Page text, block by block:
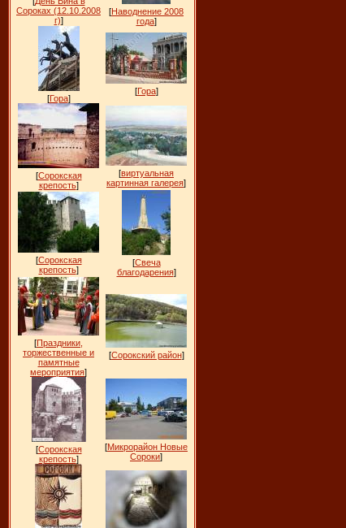
Сороках (12.10.2008
г)]
[Наводнение 2008
года]
[Гора]
[Гора]
[Сорокская
крепость]
[виртуальная
картинная галерея]
[Сорокская
крепость]
[Свеча
благодарения]
[Праздники,
торжественные и
памятные
мероприятия]
[Сорокский район]
[Сорокская
крепость]
[Микрорайон Новые
Сороки]